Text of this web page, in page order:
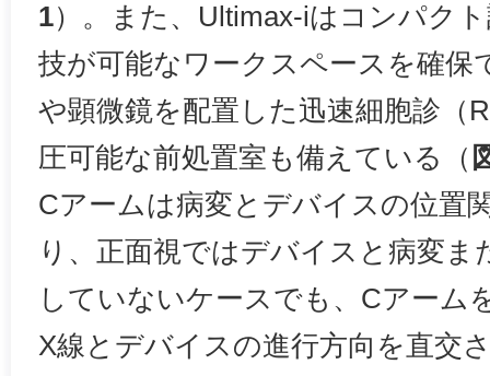
1）。また、Ultimax-iはコンパク
技が可能なワークスペースを確保
や顕微鏡を配置した迅速細胞診（
圧可能な前処置室も備えている（
Cアームは病変とデバイスの位置
り、正面視ではデバイスと病変ま
していないケースでも、Cアーム
X線とデバイスの進行方向を直交